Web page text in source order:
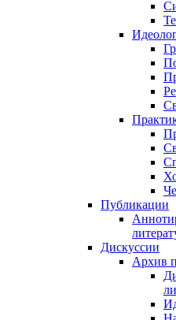
Публикации
Дискуссии
Архив